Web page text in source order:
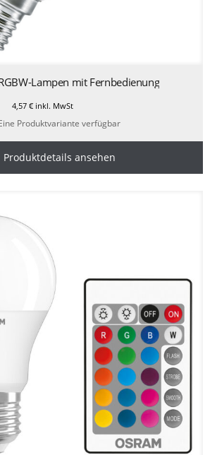
Lampen mit Fernbedienung
4,57€ inkl. MwSt
Produktvariante verfügbar
Produktdetails ansehen